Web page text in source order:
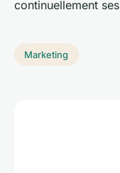
continuellement ses
Marketing